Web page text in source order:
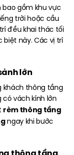
gồm khu vực
trời hoặc cầu
đều khai thác tối
này. Các vị trí
lớn
khách thông tầng
vách kính lớn
rèm thông tầng
ngay khi bước